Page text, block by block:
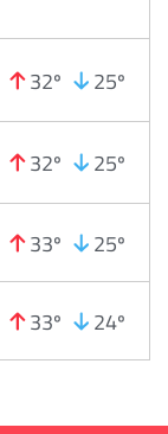
32º 25º
32º 25º
33º 25º
33º 24º